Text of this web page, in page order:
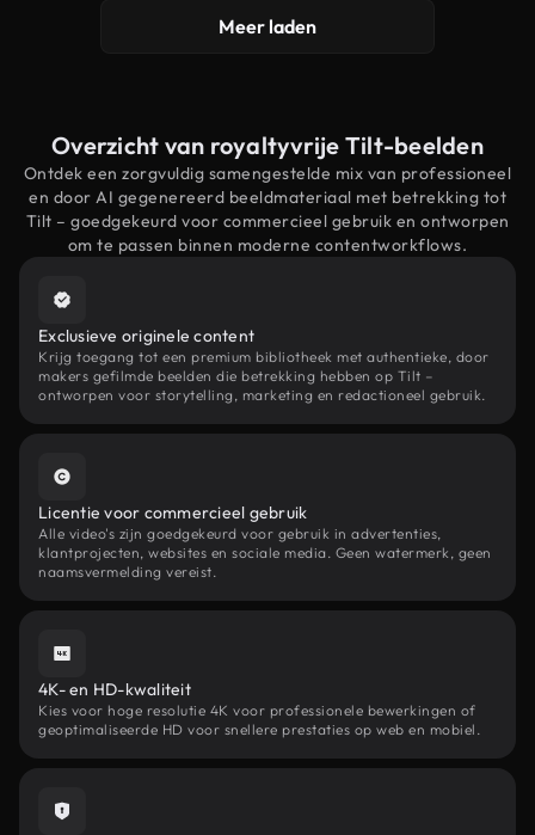
Meer laden
Overzicht van royaltyvrije Tilt-beelden
Ontdek een zorgvuldig samengestelde mix van professioneel
en door AI gegenereerd beeldmateriaal met betrekking tot
Tilt – goedgekeurd voor commercieel gebruik en ontworpen
om te passen binnen moderne contentworkflows.
Exclusieve originele content
Krijg toegang tot een premium bibliotheek met authentieke, door
makers gefilmde beelden die betrekking hebben op Tilt –
ontworpen voor storytelling, marketing en redactioneel gebruik.
Licentie voor commercieel gebruik
Alle video's zijn goedgekeurd voor gebruik in advertenties,
klantprojecten, websites en sociale media. Geen watermerk, geen
naamsvermelding vereist.
4K- en HD-kwaliteit
Kies voor hoge resolutie 4K voor professionele bewerkingen of
geoptimaliseerde HD voor snellere prestaties op web en mobiel.